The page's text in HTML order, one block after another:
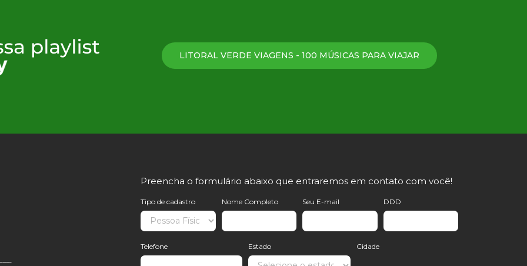
LITORAL VERDE VIAGENS - 100 MÚSICAS PARA VIAJAR
Preencha o formulário abaixo que entraremos em contato com você!
Tipo de cadastro Nome Completo Seu E-mail DDD
Telefone Estado Cidade